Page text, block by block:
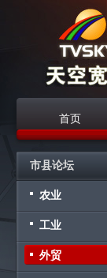
首页
市县论坛
农业
工业
外贸